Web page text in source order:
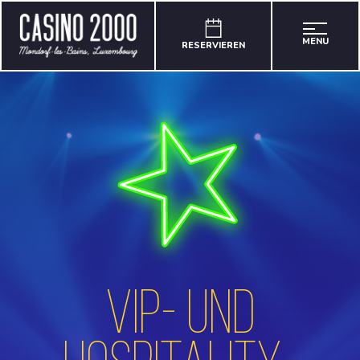
RESERVIEREN MENU
VIP- und